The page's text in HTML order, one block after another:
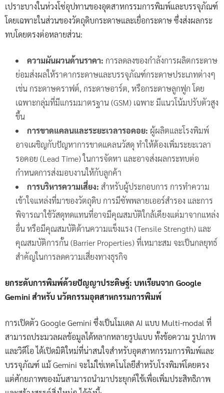
เปราะบางในห่วงโซ่อุปทานของอุตสาหกรรมการพิมพ์และบรรจุภัณฑ์
โดยเฉพาะในส่วนของวัตถุดิบกระดาษและเยื่อกระดาษ ซึ่งส่งผลกระ
ทบโดยตรงต่อหลายส่วน:
ความผันผวนด้านราคา: การลดลงของกำลังการผลิตกระดาษ
ย่อมส่งผลให้ราคากระดาษและบรรจุภัณฑ์กระดาษประเภทต่างๆ
เช่น กระดาษคราฟต์, กระดาษอาร์ต, หรือกระดาษลูกฟูก โดย
เฉพาะกลุ่มที่มีแกรมมาตรฐาน (GSM) เฉพาะ มีแนวโน้มปรับตัวสูง
ขึ้น
การขาดแคลนและระยะเวลารอคอย: ผู้ผลิตและโรงพิมพ์
อาจเผชิญกับปัญหาการขาดแคลนวัสดุ ทำให้ต้องเพิ่มระยะเวลา
รอคอย (Lead Time) ในการจัดหา และอาจส่งผลกระทบต่อ
กำหนดการส่งมอบงานให้กับลูกค้า
การบริหารความเสี่ยง: สำหรับผู้ประกอบการ การทำความ
เข้าใจแหล่งที่มาของวัตถุดิบ การมีซัพพลายเออร์สำรอง และการ
พิจารณาใช้วัสดุทดแทนที่อาจมีคุณสมบัติใกล้เคียงแต่มาจากแหล่ง
อื่น หรือมีคุณสมบัติด้านความแข็งแรง (Tensile Strength) และ
คุณสมบัติการกั้น (Barrier Properties) ที่เหมาะสม จะเป็นกลยุทธ์
สำคัญในการลดความเสี่ยงทางธุรกิจ
ยกระดับการพิมพ์ด้วยปัญญาประดิษฐ์: บทเรียนจาก Google
Gemini สำหรับ นวัตกรรมอุตสาหกรรมการพิมพ์
การเปิดตัว Google Gemini ซึ่งเป็นโมเดล AI แบบ Multi-modal ที่
สามารถประมวลผลข้อมูลได้หลากหลายรูปแบบ ทั้งข้อความ รูปภาพ
และวิดีโอ ได้เปิดมิติใหม่ที่น่าสนใจสำหรับอุตสาหกรรมการพิมพ์และ
บรรจุภัณฑ์ แม้ Gemini จะไม่ใช่เทคโนโลยีสำหรับโรงพิมพ์โดยตรง
แต่ศักยภาพของมันสามารถนำมาประยุกต์ใช้เพื่อเพิ่มประสิทธิภาพ